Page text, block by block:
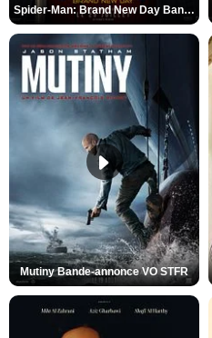
Spider-Man: Brand New Day Bande-annonce VO STFR
Mutiny Bande-annonce VO STFR